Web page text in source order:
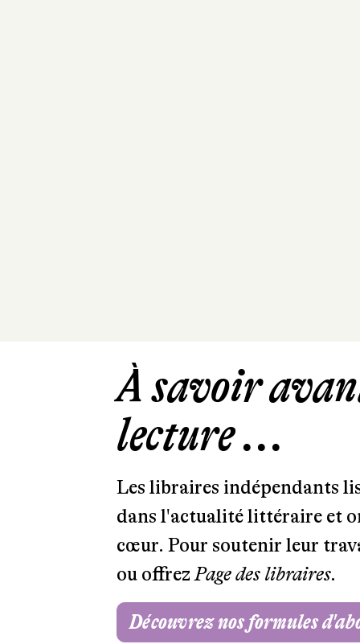
À savoir
lecture ...
Les libraires indépendants
dans l'actualité littéraire et
cœur. Pour soutenir leur
ou offrezPage des libraires.
Découvrez nos formules